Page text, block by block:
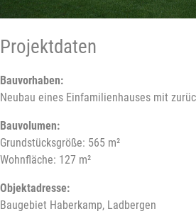
Projektdaten
Bauvorhaben:
Neubau eines Einfamilienhauses mit
Bauvolumen:
Grundstücksgröße: 565 m²
Wohnfläche: 127 m²
Objektadresse:
Baugebiet Haberkamp, Ladbergen